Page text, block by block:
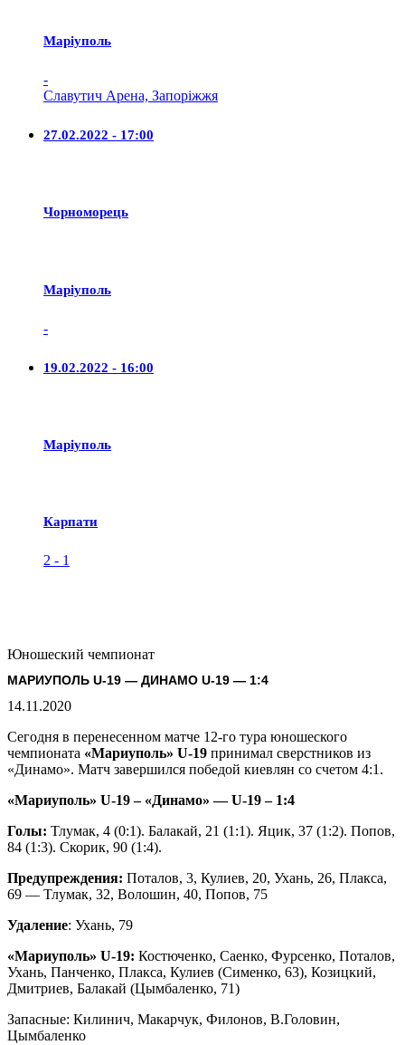
Маріуполь
-
Славутич Арена, Запоріжжя
27.02.2022 - 17:00
Чорноморець
Маріуполь
-
19.02.2022 - 16:00
Маріуполь
Карпати
2 - 1
Юношеский чемпионат
МАРИУПОЛЬ U-19 — ДИНАМО U-19 — 1:4
14.11.2020
Сегодня в перенесенном матче 12-го тура юношеского
чемпионата «Мариуполь» U-19 принимал сверстников из
«Динамо». Матч завершился победой киевлян со счетом 4:1.
«Мариуполь» U-19 – «Динамо» —U-19 – 1:4
Голы: Тлумак, 4 (0:1). Балакай, 21 (1:1). Яцик, 37 (1:2). Попов,
84 (1:3). Скорик, 90 (1:4).
Предупреждения: Поталов, 3, Кулиев, 20, Ухань, 26, Плакса,
69 — Тлумак, 32, Волошин, 40, Попов, 75
Удаление: Ухань, 79
«Мариуполь» U-19: Костюченко, Саенко, Фурсенко, Поталов,
Ухань, Панченко, Плакса, Кулиев (Сименко, 63), Козицкий,
Дмитриев, Балакай (Цымбаленко, 71)
Запасные: Килинич, Макарчук, Филонов, В.Головин,
Цымбаленко